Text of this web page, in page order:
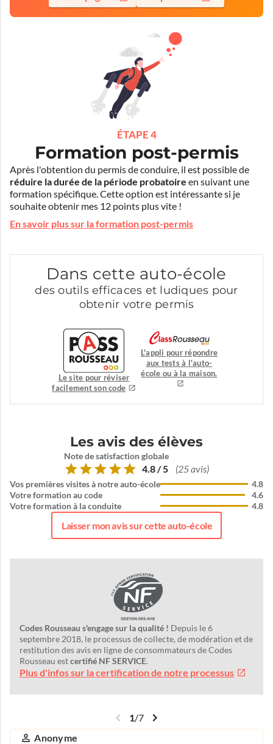
ÉTAPE 4
Formation post-permis
Après l'obtention du permis de conduire, il est possible de
réduire la durée de la période probatoire en suivant une
formation spécifique. Cette option est intéressante si je
souhaite obtenir mes 12 points plus vite !
En savoir plus sur la formation post-permis
Dans cette auto-école
des outils efficaces et ludiques pour
obtenir votre permis
Le site pour réviser
facilement son code
L'appli pour répondre
aux tests à l'auto-
école ou à la maison.
Les avis des élèves
Note de satisfaction globale
4.8 / 5 (25 avis)
Vos premières visites à notre auto-école
Votre formation au code
Votre formation à la conduite
4.8
4.6
4.8
Laisser mon avis sur cette auto-école
Codes Rousseau s'engage sur la qualité ! Depuis le 6
septembre 2018, le processus de collecte, de modération et de
restitution des avis en ligne de consommateurs de Codes
Rousseau estcertifié NF SERVICE.
Plus d'infos sur la certification de notre processus
1/7
Anonyme